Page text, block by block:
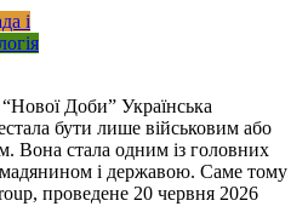
і
Доби” Українська
бути лише військовим або
Вона стала одним із головних
і державою. Саме тому
проведене 20 червня 2026